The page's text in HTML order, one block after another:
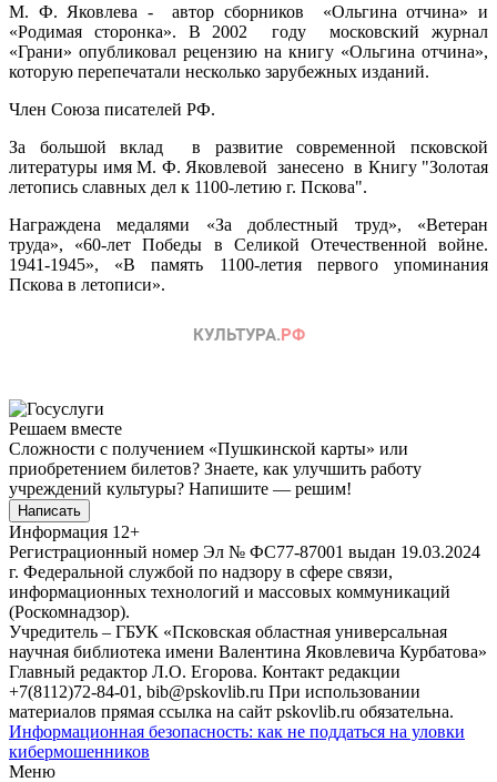
М. Ф. Яковлева - автор сборников «Ольгина отчина» и
«Родимая сторонка». В 2002 году московский журнал
«Грани» опубликовал рецензию на книгу «Ольгина отчина»,
которую перепечатали несколько зарубежных изданий.
Член Союза писателей РФ.
За большой вклад в развитие современной псковской
литературы имя М. Ф. Яковлевой занесено в Книгу "Золотая
летопись славных дел к 1100-летию г. Пскова".
Награждена медалями «За доблестный труд», «Ветеран
труда», «60-лет Победы в Селикой Отечественной войне.
1941-1945», «В память 1100-летия первого упоминания
Пскова в летописи».
Решаем вместе
Сложности с получением «Пушкинской карты» или
приобретением билетов? Знаете, как улучшить работу
учреждений культуры? Напишите — решим!
Написать
Информация 12+
Регистрационный номер Эл № ФС77-87001 выдан 19.03.2024
г. Федеральной службой по надзору в сфере связи,
информационных технологий и массовых коммуникаций
(Роскомнадзор).
Учредитель – ГБУК «Псковская областная универсальная
научная библиотека имени Валентина Яковлевича Курбатова»
Главный редактор Л.О. Егорова. Контакт редакции
+7(8112)72-84-01, bib@pskovlib.ru При использовании
материалов прямая ссылка на сайт pskovlib.ru обязательна.
Информационная безопасность: как не поддаться на уловки
кибермошенников
Меню